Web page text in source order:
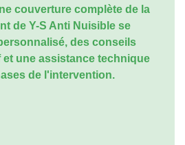
couverture complète de la
de Y-S Anti Nuisible se
des conseils
une assistance technique
de l'intervention.